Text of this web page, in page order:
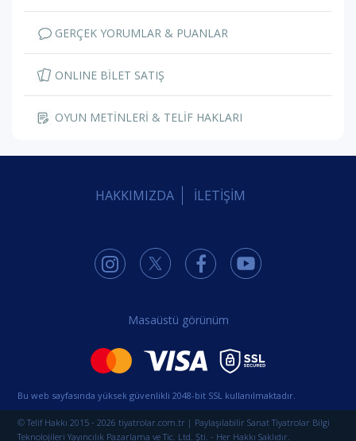
GERÇEK YORUMLAR & PUANLAR
ONLINE BİLET SATIŞ
OYUN METİNLERİ & TELİF HAKLARI
HAKKIMIZDA İLETİŞİM
Masaüstü görünüm
Bu web sayfasında yüksek güvenlikli 2048-bit SSL kullanılmaktadır.
© Telif Hakkı 2015 - 2026 tiyatrolar.com.tr | Paylaşılabilir Sanat Tiyatrolar Bilgi
Teknolojileri Yayıncılık Pazarlama ve Tic. Ltd. Şti. - Her Hakkı Saklıdır.